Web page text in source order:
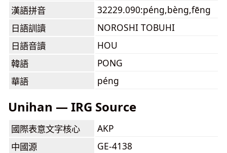
漢語拼音
32229.090:péng,bèng,fēng
日語訓讀
NOROSHI TOBUHI
日語音讀
HOU
韓語
PONG
華語
péng
Unihan — IRG Source
國際表意文字核心
AKP
中國源
GE-4138